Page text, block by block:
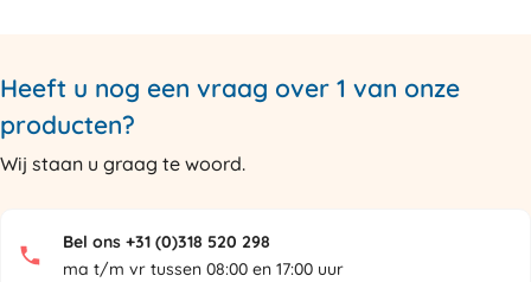
Heeft u nog een vraag over 1 van onze
producten?
Wij staan u graag te woord.
Bel ons +31 (0)318 520 298
ma t/m vr tussen 08:00 en 17:00 uur